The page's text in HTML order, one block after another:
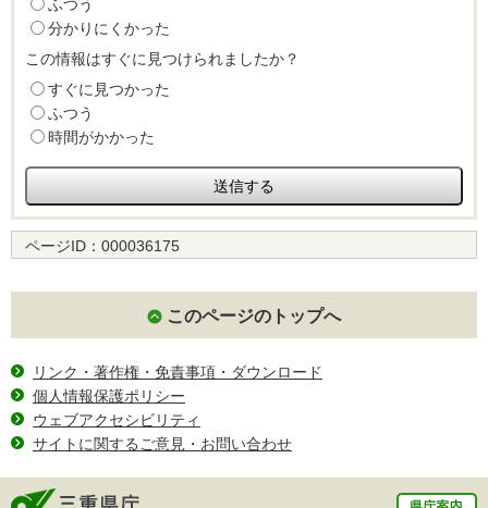
ふつう
分かりにくかった
この情報はすぐに見つけられましたか？
すぐに見つかった
ふつう
時間がかかった
ページID： 000036175
このページのトップへ
リンク・著作権・免責事項・ダウンロード
個人情報保護ポリシー
ウェブアクセシビリティ
サイトに関するご意見・お問い合わせ